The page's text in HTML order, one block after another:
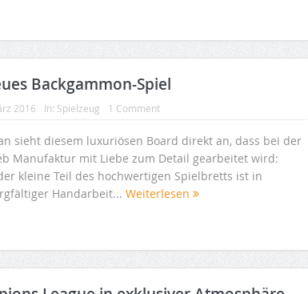
Backgammon-Spiel
2016 In: Spielzeug 1 Comment
sieht diesem luxuriösen Board direkt an, dass bei der
Manufaktur mit Liebe zum Detail gearbeitet wird:
kleine Teil des hochwertigen Spielbretts ist in
Handarbeit... Weiterlesen